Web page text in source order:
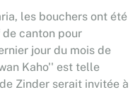
les bouchers ont été
canton pour
jour du mois de
Kaho'' est telle
Zinder serait invitée à